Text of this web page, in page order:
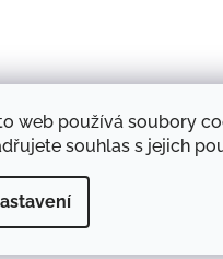
web používá soubory
souhlas s jejich